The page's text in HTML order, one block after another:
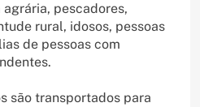
pescadores,
rural, idosos, pessoas
de pessoas com
são transportados para